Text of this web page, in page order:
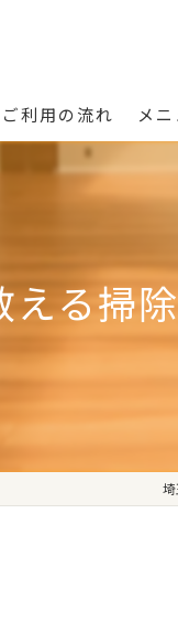
ご利用の流れ メ
える掃